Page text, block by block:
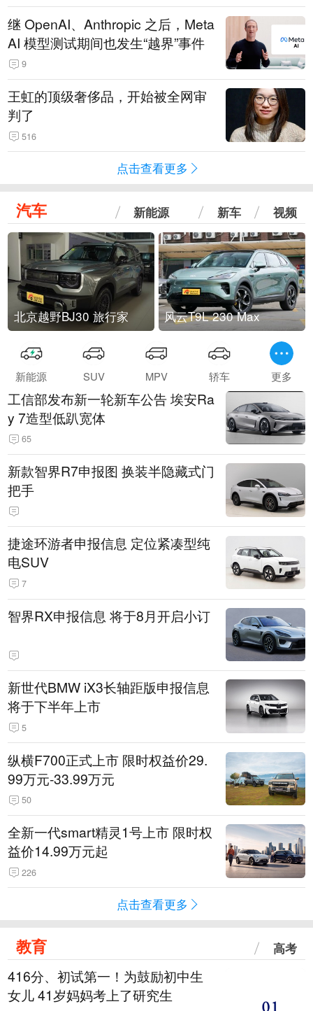
继 OpenAI、Anthropic 之后，Meta
AI 模型测试期间也发生“越界”事件
9
王虹的顶级奢侈品，开始被全网审
判了
516
点击查看更多
汽车 新能源 新车 视频
北京越野BJ30 旅行家 风云T9L 230 Max
新能源 SUV MPV 轿车 更多
工信部发布新一轮新车公告 埃安Ra
y 7造型低趴宽体
65
新款智界R7申报图 换装半隐藏式门
把手
捷途环游者申报信息 定位紧凑型纯
电SUV
7
智界RX申报信息 将于8月开启小订
新世代BMW iX3长轴距版申报信息
将于下半年上市
5
纵横F700正式上市 限时权益价29.
99万元-33.99万元
50
全新一代smart精灵1号上市 限时权
益价14.99万元起
226
点击查看更多
教育 高考
416分、初试第一！为鼓励初中生
女儿 41岁妈妈考上了研究生